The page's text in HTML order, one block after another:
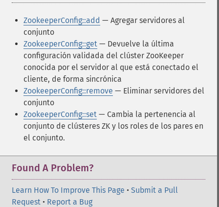
ZookeeperConfig::add — Agregar servidores al
conjunto
ZookeeperConfig::get — Devuelve la última
configuración validada del clúster ZooKeeper
conocida por el servidor al que está conectado el
cliente, de forma sincrónica
ZookeeperConfig::remove — Eliminar servidores del
conjunto
ZookeeperConfig::set — Cambia la pertenencia al
conjunto de clústeres ZK y los roles de los pares en
el conjunto.
Found A Problem?
Learn How To Improve This Page • Submit a Pull
Request • Report a Bug